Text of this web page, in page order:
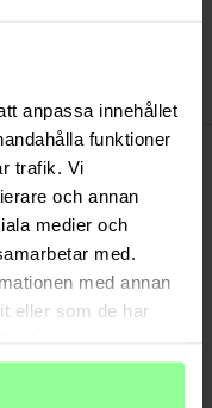
anpassa innehållet
funktioner
trafik. Vi
och annan
medier och
med.
med annan
eller som de har
Schützt
bietet Platz für Karten und